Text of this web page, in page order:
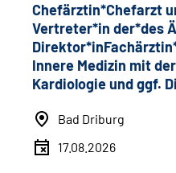
Chefärztin*Chefarzt
Vertreter*in der*des
Innere Medizin mit
Kardiologie und ggf.
Bad Driburg
17.08.2026